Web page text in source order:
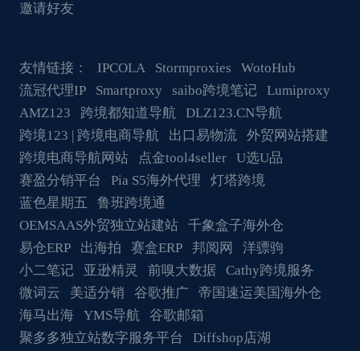
邀请好友
友情链接： IPCOLA Stormproxies
WotoHub
流冠代理IP
Smartproxy saibo跨境笔记
Lumiproxy
AMZ123
跨境都知道导航
DLZ123.CN导航
跨境123 | 跨境电商导航
出口易物流
外贸网站搭建
跨境电商导航网站
点金tool4seller
U选U品
赛盈分销平台
Pia S5海外代理
灯塔跨境
蓝色星期五
鲁班跨境通
OEMSAAS外贸独立站建站
千象盒子海外仓
易仓ERP
出海拍 赛盒ERP 邦阅网
洋骠驹
小二笔记
亚逊精灵 前嗅大数据
Cathy跨境服务
微词云
美适分销 谷歌推广
帝国速运美国海外仓
海马出海
YMS导航
谷歌邮箱
聚多多独立站数字服务平台
Diffshop店湖